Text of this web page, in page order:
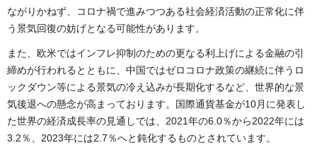
ながりかねず、コロナ禍で進みつつある社会経済活動の正常化に伴
う景気回復の妨げとなる可能性があります。
また、欧米ではインフレ抑制のための更なる利上げによる金融の引
締めが行われるとともに、中国ではゼロコロナ政策の継続に伴うロ
ックダウン等による景気の冷え込みが長期化するなど、世界的な景
気後退への懸念が高まっております。国際通貨基金が10月に発表し
た世界の経済成長率の見通しでは、2021年の6.0％から2022年には
3.2％、2023年には2.7％へと鈍化するものとされています。